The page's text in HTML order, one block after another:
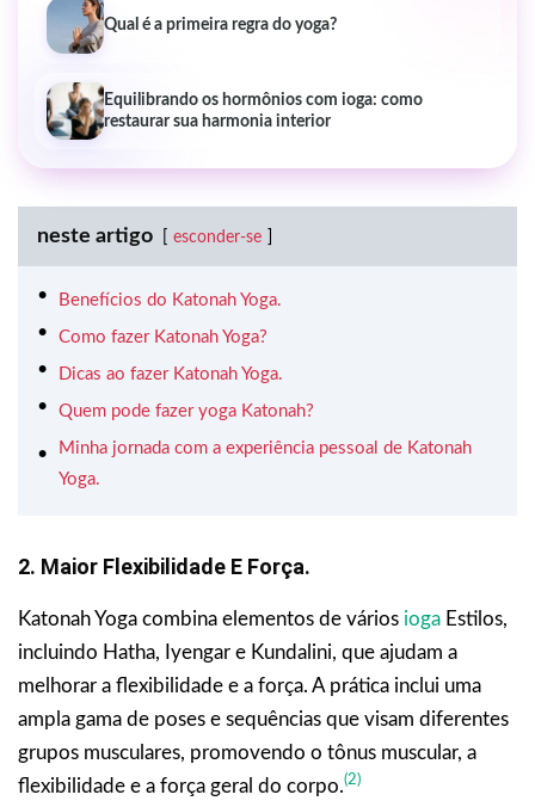
Qual é a primeira regra do yoga?
Equilibrando os hormônios com ioga: como
restaurar sua harmonia interior
neste artigo esconder-se
Benefícios do Katonah Yoga.
Como fazer Katonah Yoga?
Dicas ao fazer Katonah Yoga.
Quem pode fazer yoga Katonah?
Minha jornada com a experiência pessoal de Katonah
Yoga.
2. Maior Flexibilidade E Força.
Katonah Yoga combina elementos de vários ioga Estilos,
incluindo Hatha, Iyengar e Kundalini, que ajudam a
melhorar a flexibilidade e a força. A prática inclui uma
ampla gama de poses e sequências que visam diferentes
grupos musculares, promovendo o tônus muscular, a
flexibilidade e a força geral do corpo.(2)